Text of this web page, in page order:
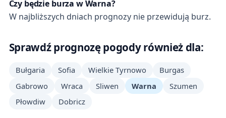
Czy będzie burza w Warna?
W najbliższych dniach prognozy nie przewidują burz.
Sprawdź prognozę pogody również dla:
Bułgaria Sofia Wielkie Tyrnowo
Burgas
Gabrowo
Wraca Sliwen Warna
Szumen
Płowdiw
Dobricz